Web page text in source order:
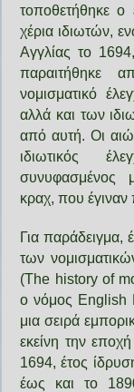
τοποθετήθηκε
χέρια ιδιωτών,
Αγγλίας το
παραιτήθηκε
νομισματικό
αλλά και των
από αυτή. Οι
ιδιωτικός
συνυφασμένος
κραχ, που έγιναν
Για παράδειγμα,
των
(The history of
ο νόμος English
μια σειρά
εκείνη την
1694, έτος
έως και το